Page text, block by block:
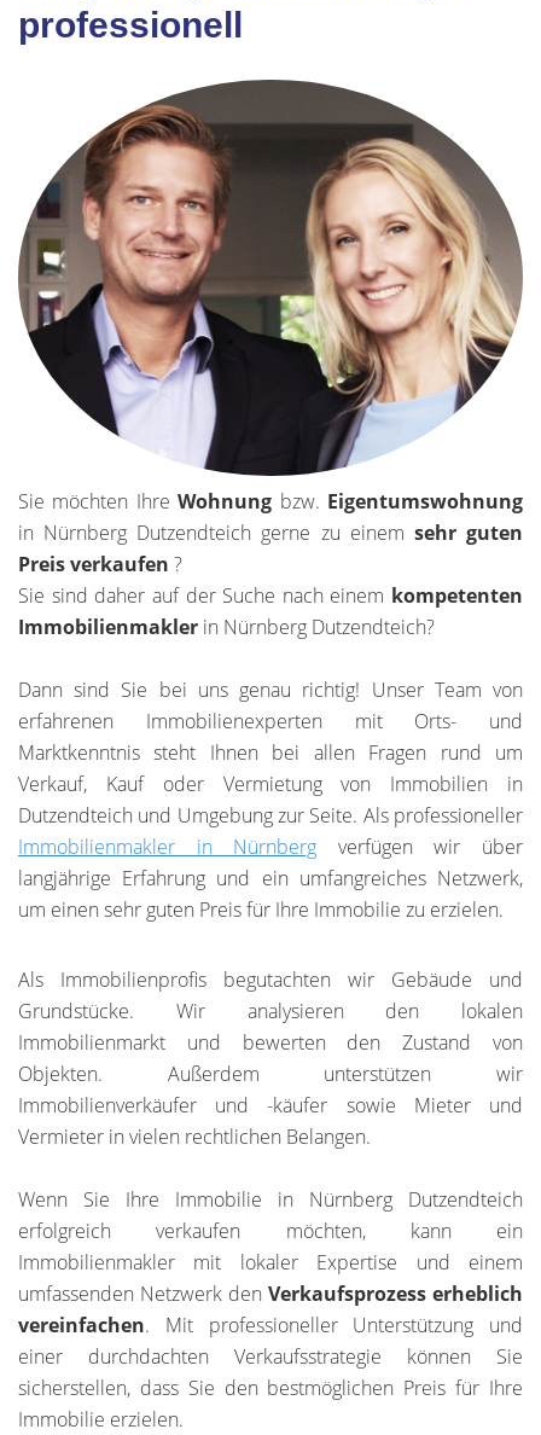
professionell
Sie möchten IhreWohnung bzw. Eigentumswohnung
in Nürnberg Dutzendteich gerne zu einem sehr guten
Preis verkaufen ?
Sie sind daher auf der Suche nach einem kompetenten
Immobilienmakler in Nürnberg Dutzendteich?
Dann sind Sie bei uns genau richtig! Unser Team von
erfahrenen Immobilienexperten mit Orts- und
Marktkenntnis steht Ihnen bei allen Fragen rund um
Verkauf, Kauf oder Vermietung von Immobilien in
Dutzendteich und Umgebung zur Seite. Als professioneller
Immobilienmakler in Nürnberg verfügen wir über
langjährige Erfahrung und ein umfangreiches Netzwerk,
um einen sehr guten Preis für Ihre Immobilie zu erzielen.
Als Immobilienprofis begutachten wir Gebäude und
Grundstücke. Wir analysieren den lokalen
Immobilienmarkt und bewerten den Zustand von
Objekten. Außerdem unterstützen wir
Immobilienverkäufer und -käufer sowie Mieter und
Vermieter in vielen rechtlichen Belangen.
Wenn Sie Ihre Immobilie in Nürnberg Dutzendteich
erfolgreich verkaufen möchten, kann ein
Immobilienmakler mit lokaler Expertise und einem
umfassenden Netzwerk den Verkaufsprozess erheblich
vereinfachen. Mit professioneller Unterstützung und
einer durchdachten Verkaufsstrategie können Sie
sicherstellen, dass Sie den bestmöglichen Preis für Ihre
Immobilie erzielen.